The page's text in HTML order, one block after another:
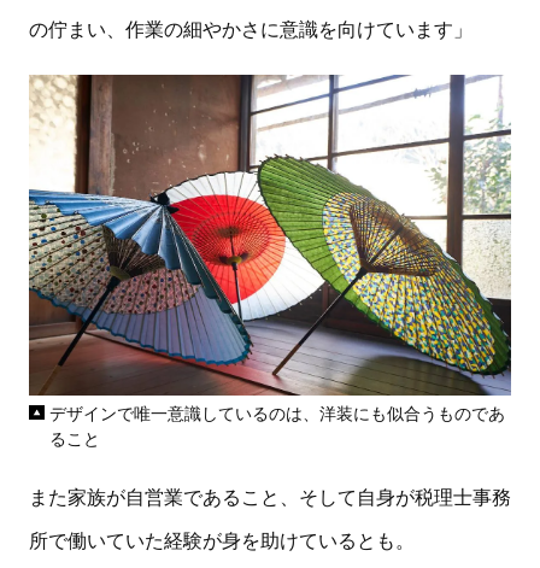
の佇まい、作業の細やかさに意識を向けています」
デザインで唯一意識しているのは、洋装にも似合うものであ
ること
また家族が自営業であること、そして自身が税理士事務
所で働いていた経験が身を助けているとも。